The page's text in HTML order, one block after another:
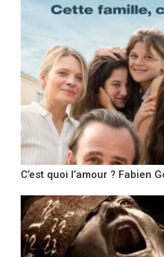
C’est quoi l’amour ? Fabien